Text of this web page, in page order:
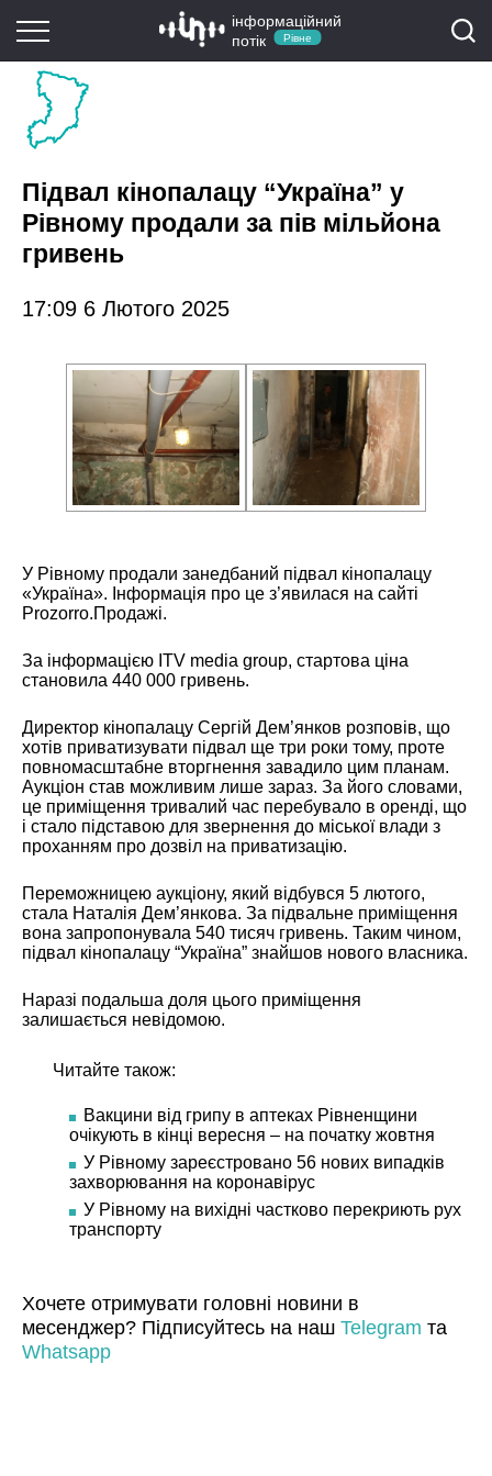
інформаційний
потік
Рівне
Підвал кінопалацу “Україна” у
Рівному продали за пів мільйона
гривень
17:09 6 Лютого 2025
У Рівному продали занедбаний підвал кінопалацу
«Україна». Інформація про це з’явилася на сайті
Prozorro.Продажі.
За інформацією ITV media group, стартова ціна
становила 440 000 гривень.
Директор кінопалацу Сергій Дем’янков розповів, що
хотів приватизувати підвал ще три роки тому, проте
повномасштабне вторгнення завадило цим планам.
Аукціон став можливим лише зараз. За його словами,
це приміщення тривалий час перебувало в оренді, що
і стало підставою для звернення до міської влади з
проханням про дозвіл на приватизацію.
Переможницею аукціону, який відбувся 5 лютого,
стала Наталія Дем’янкова. За підвальне приміщення
вона запропонувала 540 тисяч гривень. Таким чином,
підвал кінопалацу “Україна” знайшов нового власника.
Наразі подальша доля цього приміщення
залишається невідомою.
Читайте також:
Вакцини від грипу в аптеках Рівненщини
очікують в кінці вересня – на початку жовтня
У Рівному зареєстровано 56 нових випадків
захворювання на коронавірус
У Рівному на вихідні частково перекриють рух
транспорту
Хочете отримувати головні новини в
месенджер? Підписуйтесь на наш Telegram та
Whatsapp